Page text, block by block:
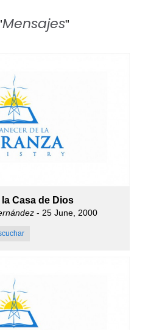
Mensajes"
Casa de Dios
- 25 June, 2000